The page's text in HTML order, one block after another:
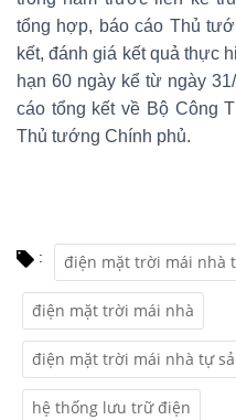
tổng hợp, báo cáo Thủ
kết, đánh giá kết quả thực
hạn 60 ngày kể từ ngày
cáo tổng kết về Bộ Công
Thủ tướng Chính phủ.
: điện mặt trời mái nhà
điện mặt trời mái nhà
điện mặt trời mái nhà tự
hệ thống lưu trữ điện